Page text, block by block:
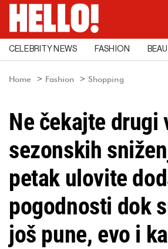
CELEBRITY NEWS FASHION
Home Fashion Shopping
Ne čekajte drugi
sezonskih
petak ulovite
pogodnosti dok
još pune, evo i